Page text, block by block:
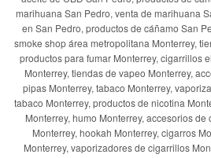
marihuana San Pedro, venta de marihuana
en San Pedro, productos de cáñamo San
smoke shop área metropolitana Monterrey,
productos para fumar Monterrey, cigarrillos
Monterrey, tiendas de vapeo Monterrey,
pipas Monterrey, tabaco Monterrey,
tabaco Monterrey, productos de nicotina
Monterrey, humo Monterrey, accesorios
Monterrey, hookah Monterrey, cigarros
Monterrey, vaporizadores de cigarrillos